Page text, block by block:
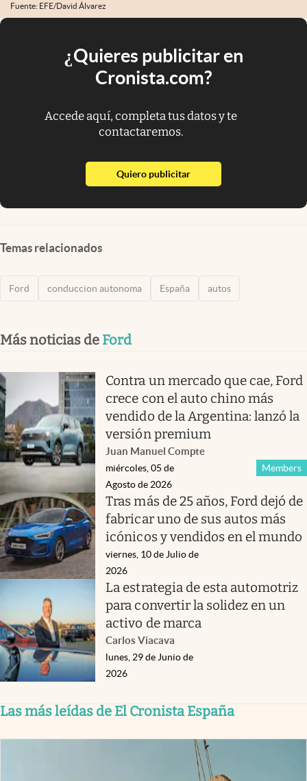
Fuente: EFE/David Álvarez
¿Quieres publicitar en
Cronista.com?
Accede aquí, completa tus datos y te
contactaremos.
Quiero publicitarabre en nueva pestaña
Temas relacionados
Ford conduccion autonoma España autos
Más noticias de Ford
Contra un mercado que cae, Ford
crece con el auto chino más
vendido de la Argentina: lanzó la
versión premium
Juan Manuel Compte
Members
miércoles, 05 de
Agosto de 2026
Tras más de 25 años, Ford dejó de
fabricar uno de sus autos más
icónicos y vendidos en el mundo
viernes, 10 de Julio de
2026
La estrategia de esta automotriz
para convertir la solidez en un
activo de marca
Carlos Viacava
lunes, 29 de Junio de
2026
Las más leídas de El Cronista España